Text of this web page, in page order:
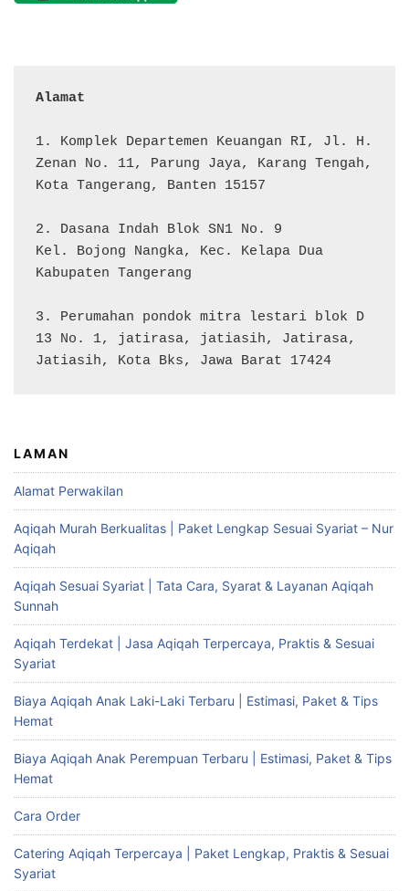
Alamat
1. Komplek Departemen Keuangan RI, Jl. H.
Zenan No. 11, Parung Jaya, Karang Tengah,
Kota Tangerang, Banten 15157
2. Dasana Indah Blok SN1 No. 9
Kel. Bojong Nangka, Kec. Kelapa Dua
Kabupaten Tangerang
3. Perumahan pondok mitra lestari blok D
13 No. 1, jatirasa, jatiasih, Jatirasa,
Jatiasih, Kota Bks, Jawa Barat 17424
LAMAN
Alamat Perwakilan
Aqiqah Murah Berkualitas | Paket Lengkap Sesuai Syariat – Nur
Aqiqah
Aqiqah Sesuai Syariat | Tata Cara, Syarat & Layanan Aqiqah
Sunnah
Aqiqah Terdekat | Jasa Aqiqah Terpercaya, Praktis & Sesuai
Syariat
Biaya Aqiqah Anak Laki-Laki Terbaru | Estimasi, Paket & Tips
Hemat
Biaya Aqiqah Anak Perempuan Terbaru | Estimasi, Paket & Tips
Hemat
Cara Order
Catering Aqiqah Terpercaya | Paket Lengkap, Praktis & Sesuai
Syariat